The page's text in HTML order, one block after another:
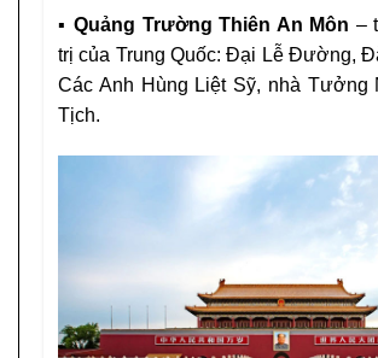
▪ Quảng Trường Thiên An Môn –
trị của Trung Quốc: Đại Lễ Đường,
Các Anh Hùng Liệt Sỹ, nhà Tưởng
Tịch.